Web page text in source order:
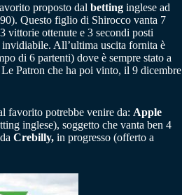
proposto dal betting inglese ad
Questo figlio di Shirocco vanta 7
vittorie ottenute e 3 secondi posti
All’ultima uscita fornita è
di 6 partenti) dove è sempre stato a
Patron che ha poi vinto, il 9 dicembre
favorito potrebbe venire da: Apple
inglese), soggetto che vanta ben 4
Crebilly, in progresso (offerto a